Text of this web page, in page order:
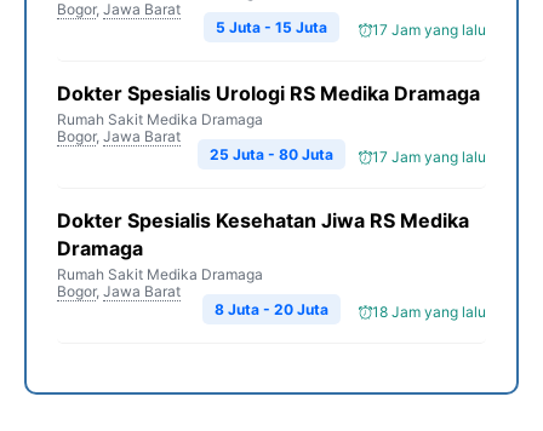
Bogor, Jawa Barat
17 Jam yang lalu
5 Juta - 15 Juta
Dokter Spesialis Urologi RS Medika Dramaga
Rumah Sakit Medika Dramaga
Bogor, Jawa Barat
17 Jam yang lalu
25 Juta - 80 Juta
Dokter Spesialis Kesehatan Jiwa RS Medika
Dramaga
Rumah Sakit Medika Dramaga
Bogor, Jawa Barat
18 Jam yang lalu
8 Juta - 20 Juta